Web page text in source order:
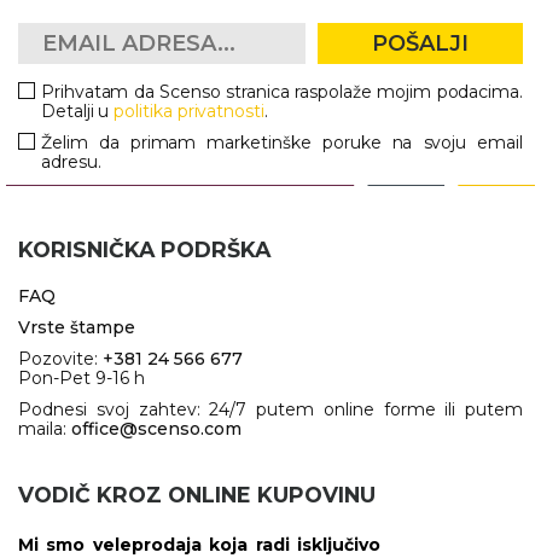
POŠALJI
Prihvatam da Scenso stranica raspolaže mojim podacima.
Detalji upolitika privatnosti.
Želim da primam marketinške poruke na svoju email
adresu.
KORISNIČKA PODRŠKA
FAQ
Vrste štampe
Pozovite: +381 24 566 677
Pon-Pet 9-16 h
Podnesi svoj zahtev: 24/7 putem online forme ili putem
maila: office@scenso.com
VODIČ KROZ ONLINE KUPOVINU
Mi smo veleprodaja koja radi isključivo